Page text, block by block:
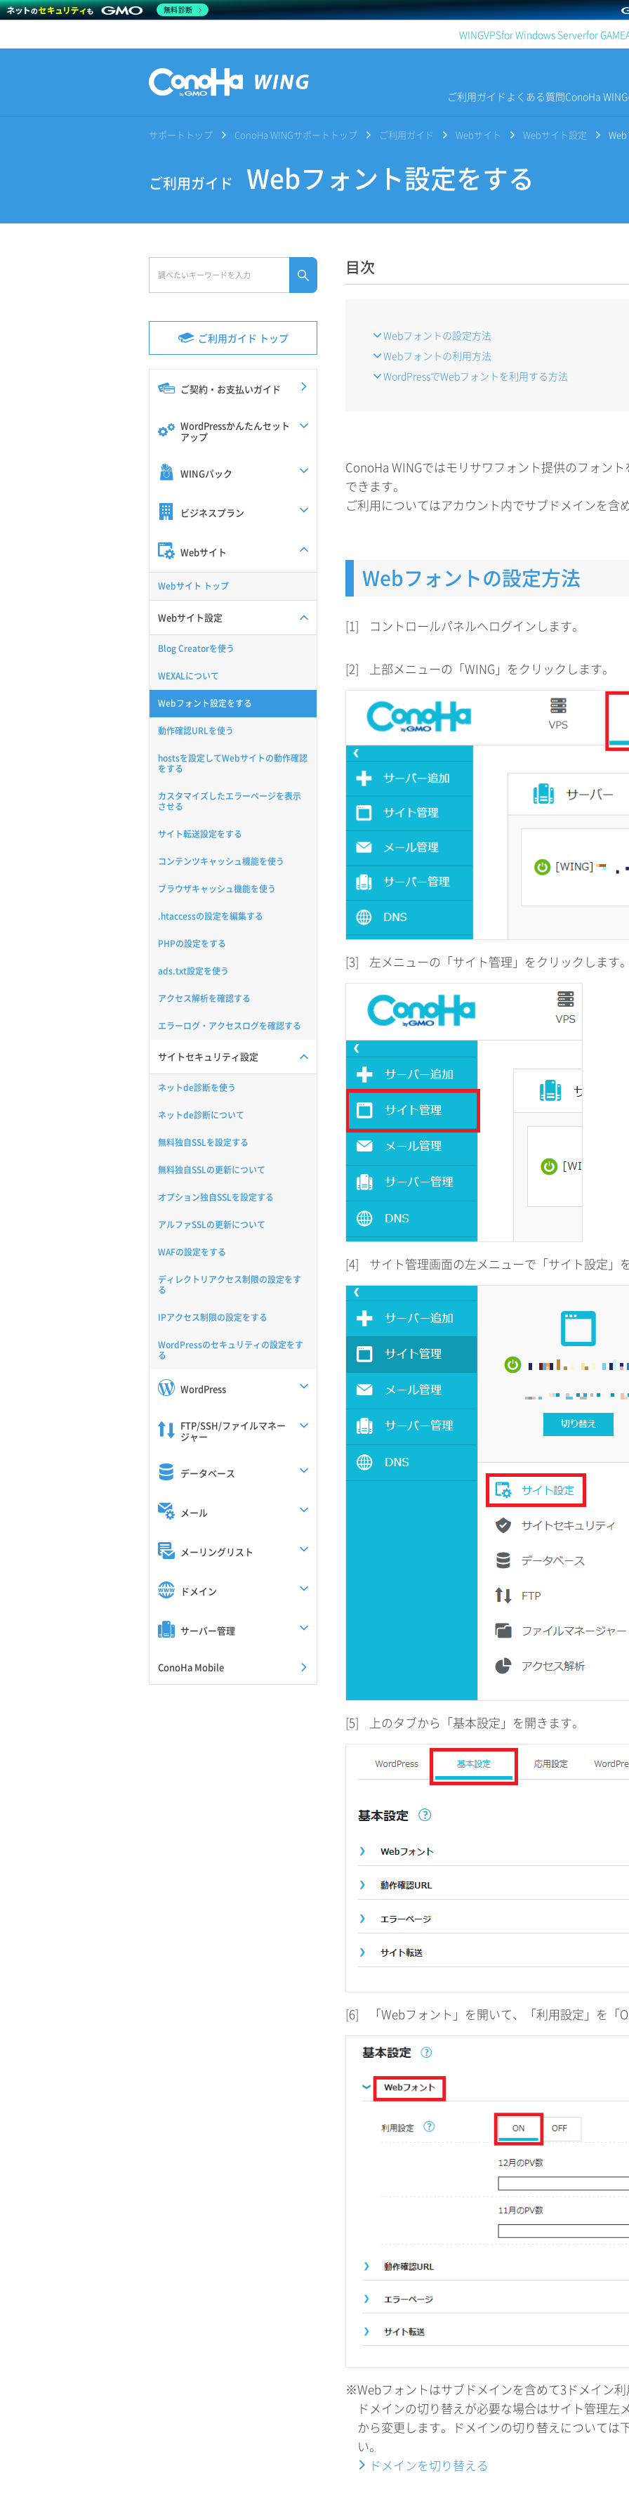
WINGVPSfor Windows Serverfor GAME
ご利用ガイド よくある質問ConoHa
サポートトップ ConoHa WINGサポートトップ ご利用ガイド Webサイト Webサイト設定
ご利用ガイド Webフォント設定をする
ご利用ガイド トップ
ご契約・お支払いガイド
WordPressかんたんセット
アップ
WINGパック
ビジネスプラン
Webサイト
Webサイト トップ
Webサイト設定
Blog Creatorを使う
WEXALについて
Webフォント設定をする
動作確認URLを使う
hostsを設定してWebサイトの動作確認
をする
カスタマイズしたエラーページを表示
させる
サイト転送設定をする
コンテンツキャッシュ機能を使う
ブラウザキャッシュ機能を使う
.htaccessの設定を編集する
PHPの設定をする
ads.txt設定を使う
アクセス解析を確認する
エラーログ・アクセスログを確認する
サイトセキュリティ設定
ネットde診断を使う
ネットde診断について
無料独自SSLを設定する
無料独自SSLの更新について
オプション独自SSLを設定する
アルファSSLの更新について
WAFの設定をする
ディレクトリアクセス制限の設定をす
る
IPアクセス制限の設定をする
WordPressのセキュリティの設定をす
る
WordPress
FTP/SSH/ファイルマネー
ジャー
データベース
メール
メーリングリスト
ドメイン
サーバー管理
ConoHa Mobile
目次
Webフォントの設定方法
Webフォントの利用方法
WordPressでWebフォントを利用する方法
ConoHa WINGではモリサワフォント提供のフォン
できます。
ご利用についてはアカウント内でサブドメインを含
Webフォントの設定方法
[1] コントロールパネルへログインします。
[2] 上部メニューの「WING」をクリックします。
[3] 左メニューの「サイト管理」をクリックします。
[4] サイト管理画面の左メニューで「サイト設定」
[5] 上のタブから「基本設定」を開きます。
[6] 「Webフォント」を開いて、「利用設定」を「
※Webフォントはサブドメインを含めて3ドメイン利
ドメインの切り替えが必要な場合はサイト管理左
から変更します。ドメインの切り替えについては
い。
ドメインを切り替える
無料診断